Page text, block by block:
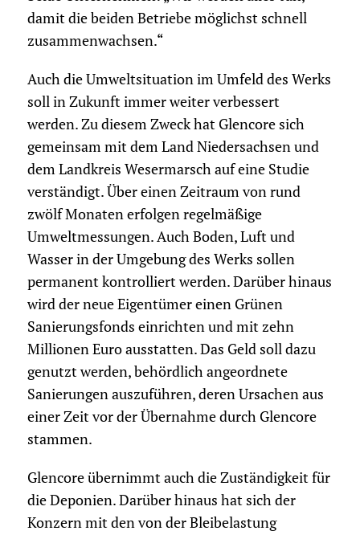
damit die beiden Betriebe möglichst schnell
zusammenwachsen.“
Auch die Umweltsituation im Umfeld des Werks
soll in Zukunft immer weiter verbessert
werden. Zu diesem Zweck hat Glencore sich
gemeinsam mit dem Land Niedersachsen und
dem Landkreis Wesermarsch auf eine Studie
verständigt. Über einen Zeitraum von rund
zwölf Monaten erfolgen regelmäßige
Umweltmessungen. Auch Boden, Luft und
Wasser in der Umgebung des Werks sollen
permanent kontrolliert werden. Darüber hinaus
wird der neue Eigentümer einen Grünen
Sanierungsfonds einrichten und mit zehn
Millionen Euro ausstatten. Das Geld soll dazu
genutzt werden, behördlich angeordnete
Sanierungen auszuführen, deren Ursachen aus
einer Zeit vor der Übernahme durch Glencore
stammen.
Glencore übernimmt auch die Zuständigkeit für
die Deponien. Darüber hinaus hat sich der
Konzern mit den von der Bleibelastung